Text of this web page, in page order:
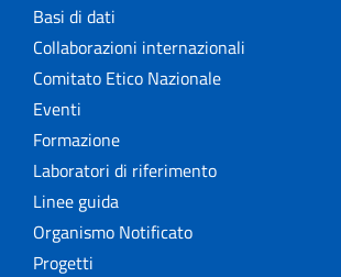
Basi di dati
Collaborazioni internazionali
Comitato Etico Nazionale
Eventi
Formazione
Laboratori di riferimento
Linee guida
Organismo Notificato
Progetti